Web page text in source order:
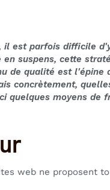
il est parfois difficile
suspens, cette
de qualité est
concrètement,
quelques moyens de
web ne proposent